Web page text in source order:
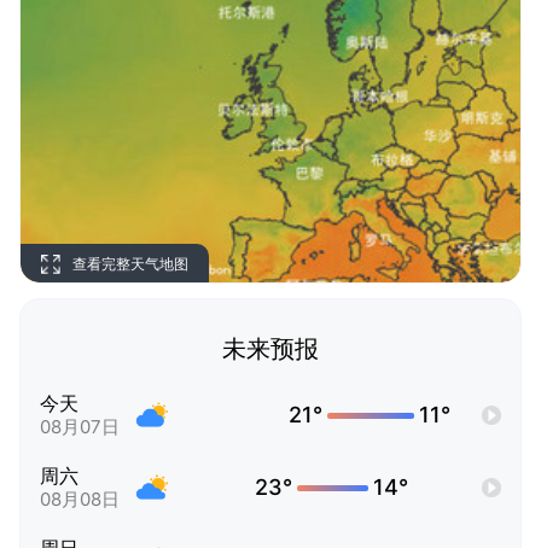
查看完整天气地图
未来预报
今天
08月07日 21° 11°
周六
08月08日 23° 14°